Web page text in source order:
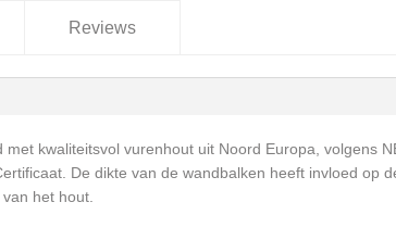
Reviews
kwaliteitsvol vurenhout uit Noord Europa, volgens
De dikte van de wandbalken heeft invloed op
het hout.